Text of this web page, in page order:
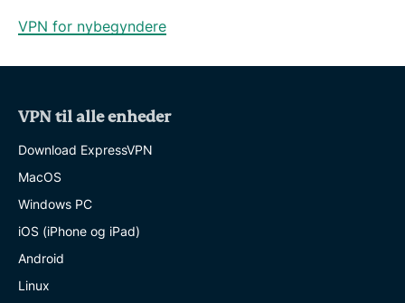
VPN for nybegyndere
VPN til alle enheder
Download ExpressVPN
MacOS
Windows PC
iOS (iPhone og iPad)
Android
Linux